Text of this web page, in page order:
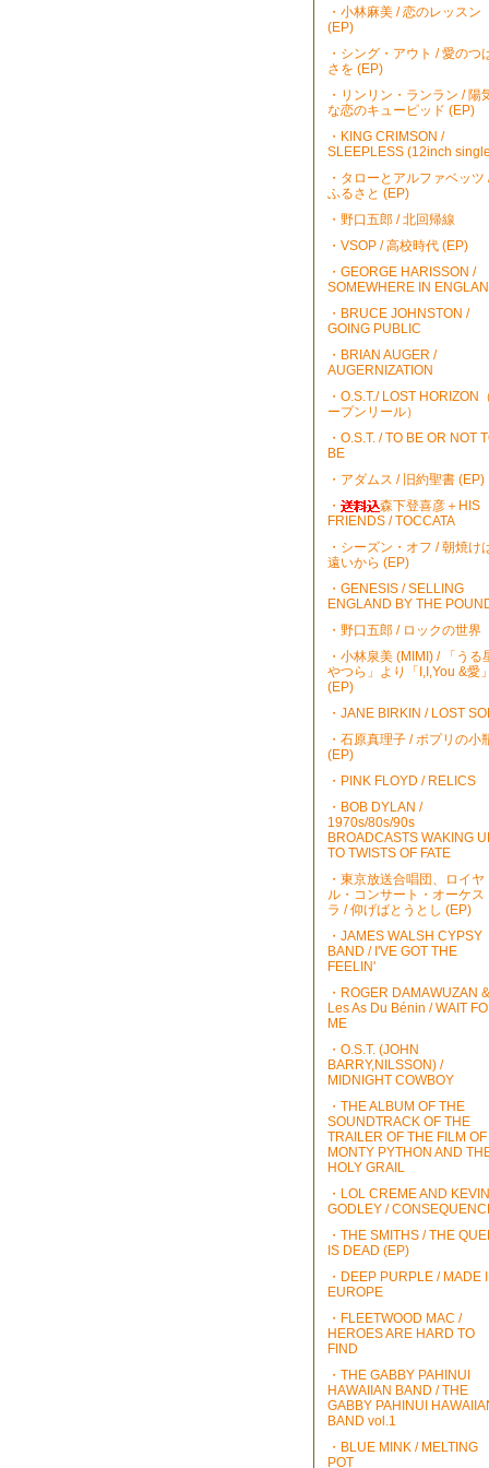
・小林麻美 / 恋のレッスン
(EP)
・シング・アウト / 愛のつ
さを (EP)
・リンリン・ランラン / 陽
な恋のキューピッド (EP)
・KING CRIMSON /
SLEEPLESS (12inch
・タローとアルファベッツ
ふるさと (EP)
・野口五郎 / 北回帰線
・VSOP / 高校時代 (EP)
・GEORGE HARISSON /
SOMEWHERE IN
・BRUCE JOHNSTON /
GOING PUBLIC
・BRIAN AUGER /
AUGERNIZATION
・O.S.T./ LOST HORIZON
ープンリール）
・O.S.T. / TO BE OR NOT
BE
・アダムス / 旧約聖書 (EP)
・
森下登喜彦＋HIS
FRIENDS / TOCCATA
・シーズン・オフ / 朝焼け
遠いから (EP)
・GENESIS / SELLING
ENGLAND BY THE
・野口五郎 / ロックの世界
・小林泉美 (MIMI) / 「うる
やつら」より「I,I,You &愛」
(EP)
・JANE BIRKIN / LOST
・石原真理子 / ポプリの小
(EP)
・PINK FLOYD / RELICS
・BOB DYLAN /
1970s/80s/90s
BROADCASTS WAKING
TO TWISTS OF FATE
・東京放送合唱団、ロイヤ
ル・コンサート・オーケス
ラ / 仰げばとうとし (EP)
・JAMES WALSH CYPSY
BAND / I'VE GOT THE
FEELIN'
・ROGER DAMAWUZAN &
Les As Du Bénin / WAIT
ME
・O.S.T. (JOHN
BARRY,NILSSON) /
MIDNIGHT COWBOY
・THE ALBUM OF THE
SOUNDTRACK OF THE
TRAILER OF THE FILM OF
MONTY PYTHON AND
HOLY GRAIL
・LOL CREME AND KEVIN
GODLEY /
・THE SMITHS / THE
IS DEAD (EP)
・DEEP PURPLE / MADE
EUROPE
・FLEETWOOD MAC /
HEROES ARE HARD TO
FIND
・THE GABBY PAHINUI
HAWAIIAN BAND / THE
GABBY PAHINUI
BAND vol.1
・BLUE MINK / MELTING
POT